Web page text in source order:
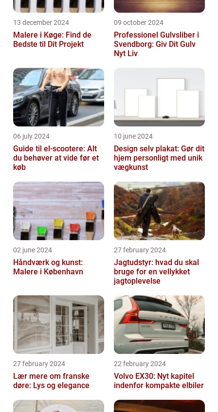
13 december 2024
Malere i Køge: Find de
Bedste til Dit Projekt
09 october 2024
Professionel Gulvsliber i
Svendborg: Giv Dit Gulv
Nyt Liv
06 july 2024
Guide til el-scootere: Alt
du behøver at vide før et
køb
10 june 2024
Design selv plakat: Gør dit
hjem personligt med unik
vægkunst
02 june 2024
Håndværk og kunst:
Malere i København
27 february 2024
Jagtudstyr: hvad du skal
bruge for en vellykket
jagtoplevelse
27 february 2024
Lær mere om franske
døre: Lys og elegance
22 february 2024
Volvo EX30: Nyt kapitel
indenfor kompakte elbiler